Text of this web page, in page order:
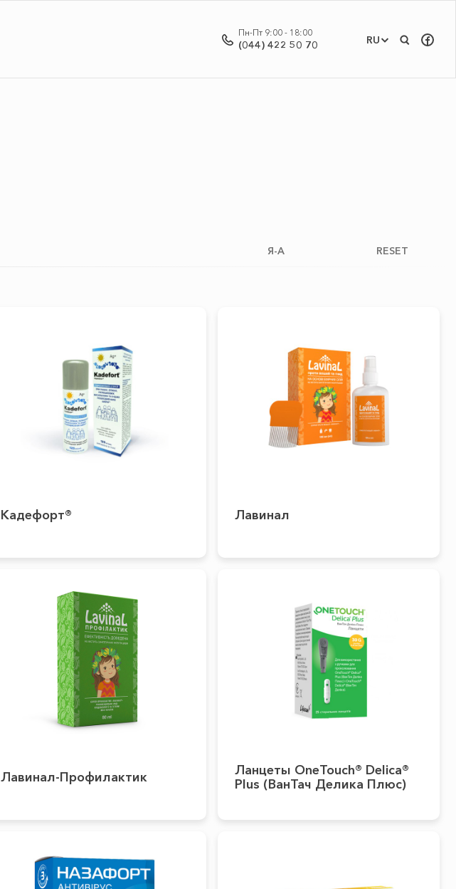
Пн-Пт 9:00 - 18:00
(044) 422 50 70 RU
Я-А RESET
Кадефорт® Лавинал
Лавинал-Профилактик
Ланцеты OneTouch® Delica®
Plus (ВанТач Делика Плюс)